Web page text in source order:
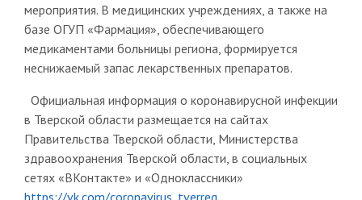
мероприятия. В медицинских учреждениях, а также на
базе ОГУП «Фармация», обеспечивающего
медикаментами больницы региона, формируется
неснижаемый запас лекарственных препаратов.
Официальная информация о коронавирусной инфекции
в Тверской области размещается на сайтах
Правительства Тверской области, Министерства
здравоохранения Тверской области, в социальных
сетях «ВКонтакте» и «Одноклассники»
https://vk.com/coronavirus_tverreg